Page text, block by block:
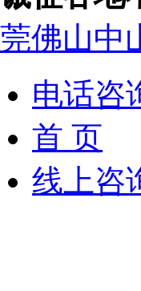
莞佛山中
电话咨
首 页
线上咨